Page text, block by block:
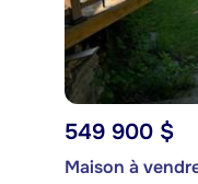
549 900 $
Maison à